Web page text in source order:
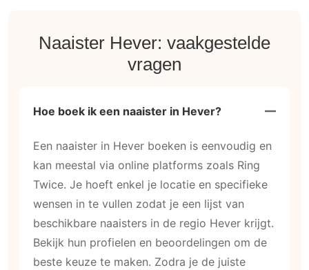
Naaister Hever: vaakgestelde
vragen
Hoe boek ik een naaister in Hever?
Een naaister in Hever boeken is eenvoudig en
kan meestal via online platforms zoals Ring
Twice. Je hoeft enkel je locatie en specifieke
wensen in te vullen zodat je een lijst van
beschikbare naaisters in de regio Hever krijgt.
Bekijk hun profielen en beoordelingen om de
beste keuze te maken. Zodra je de juiste